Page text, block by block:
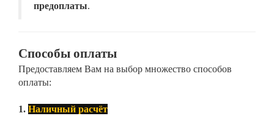
предоплаты.
Способы оплаты
Предоставляем Вам на выбор множество способов
оплаты:
1. Наличный расчёт